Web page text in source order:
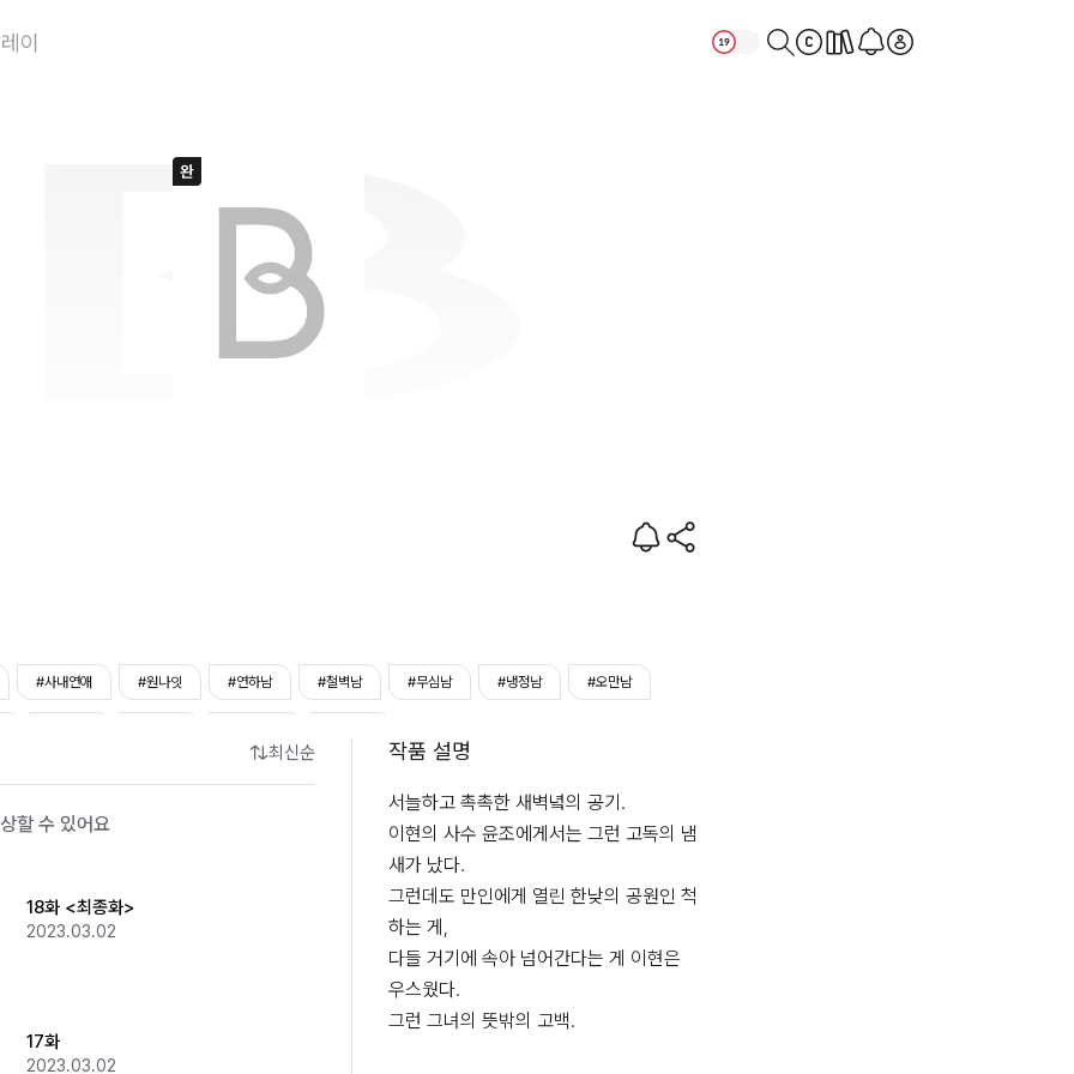
이
#사내연애 #원나잇 #연하남 #철벽남 #무심남 #냉정남 #오만남
최신순
할 수 있어요
18화 <최종화>
2023.03.02
17화
2023.03.02
작품 설명
서늘하고 촉촉한 새벽녘의 공기.
이현의 사수 윤조에게서는 그런 고독의 냄
새가 났다.
그런데도 만인에게 열린 한낮의 공원인 척
하는 게,
다들 거기에 속아 넘어간다는 게 이현은
우스웠다.
그런 그녀의 뜻밖의 고백.